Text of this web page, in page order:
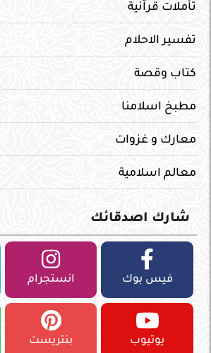
تأملات قرآنية
تفسير الاحلام
كتاب وقصة
مطبخ اسلامنا
معارك و غزوات
معالم اسلامية
شارك اصدقائك
فيس بوك انستجرام
يوتيوب بنتريست